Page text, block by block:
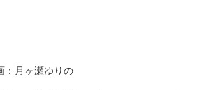
月ヶ瀬ゆりの